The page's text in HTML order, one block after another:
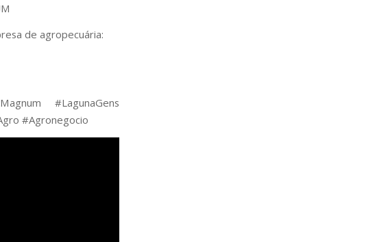
de agropecuária:
#LagunaGens
#Agronegocio